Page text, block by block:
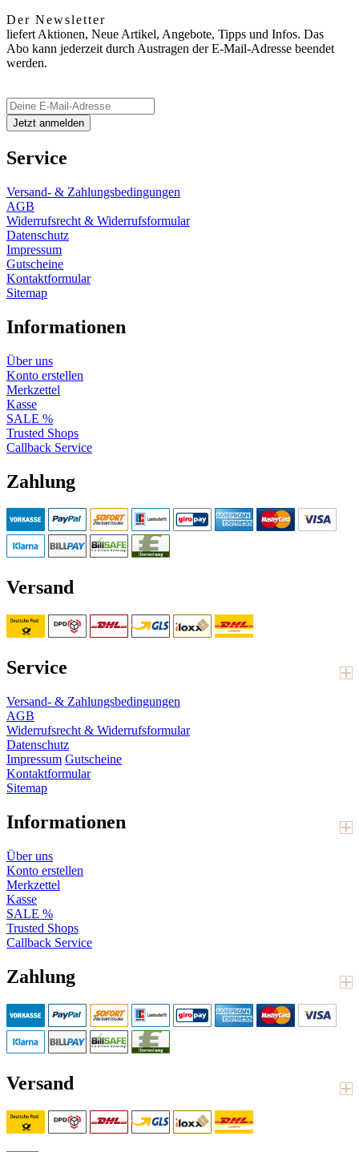
Der Newsletter
liefert Aktionen, Neue Artikel, Angebote, Tipps und Infos. Das
Abo kann jederzeit durch Austragen der E-Mail-Adresse beendet
werden.
Service
Versand- & Zahlungsbedingungen
AGB
Widerrufsrecht & Widerrufsformular
Datenschutz
Impressum
Gutscheine
Kontaktformular
Sitemap
Informationen
Über uns
Konto erstellen
Merkzettel
Kasse
SALE %
Trusted Shops
Callback Service
Zahlung
Versand
Service
Versand- & Zahlungsbedingungen
AGB
Widerrufsrecht & Widerrufsformular
Datenschutz
Impressum Gutscheine
Kontaktformular
Sitemap
Informationen
Über uns
Konto erstellen
Merkzettel
Kasse
SALE %
Trusted Shops
Callback Service
Zahlung
Versand